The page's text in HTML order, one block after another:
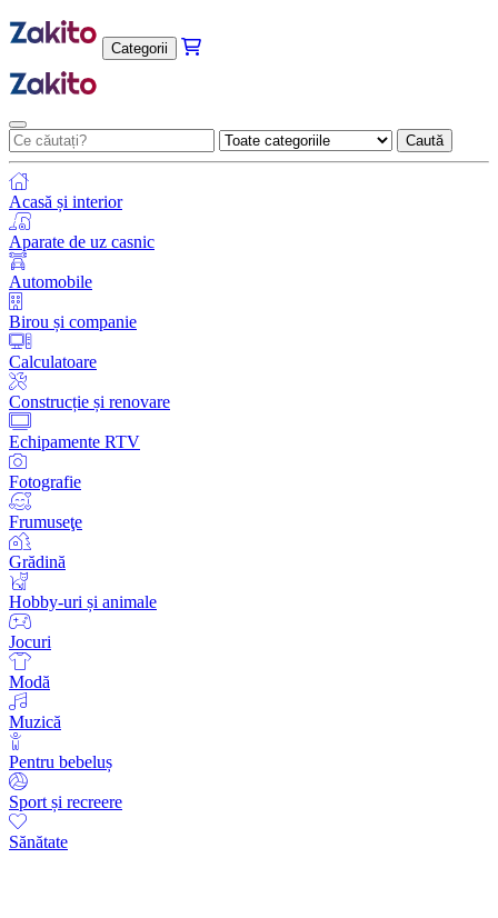
Categorii
Caută
Acasă și interior
Aparate de uz casnic
Automobile
Birou și companie
Calculatoare
Construcție și renovare
Echipamente RTV
Fotografie
Frumuseţe
Grădină
Hobby-uri și animale
Jocuri
Modă
Muzică
Pentru bebeluș
Sport și recreere
Sănătate